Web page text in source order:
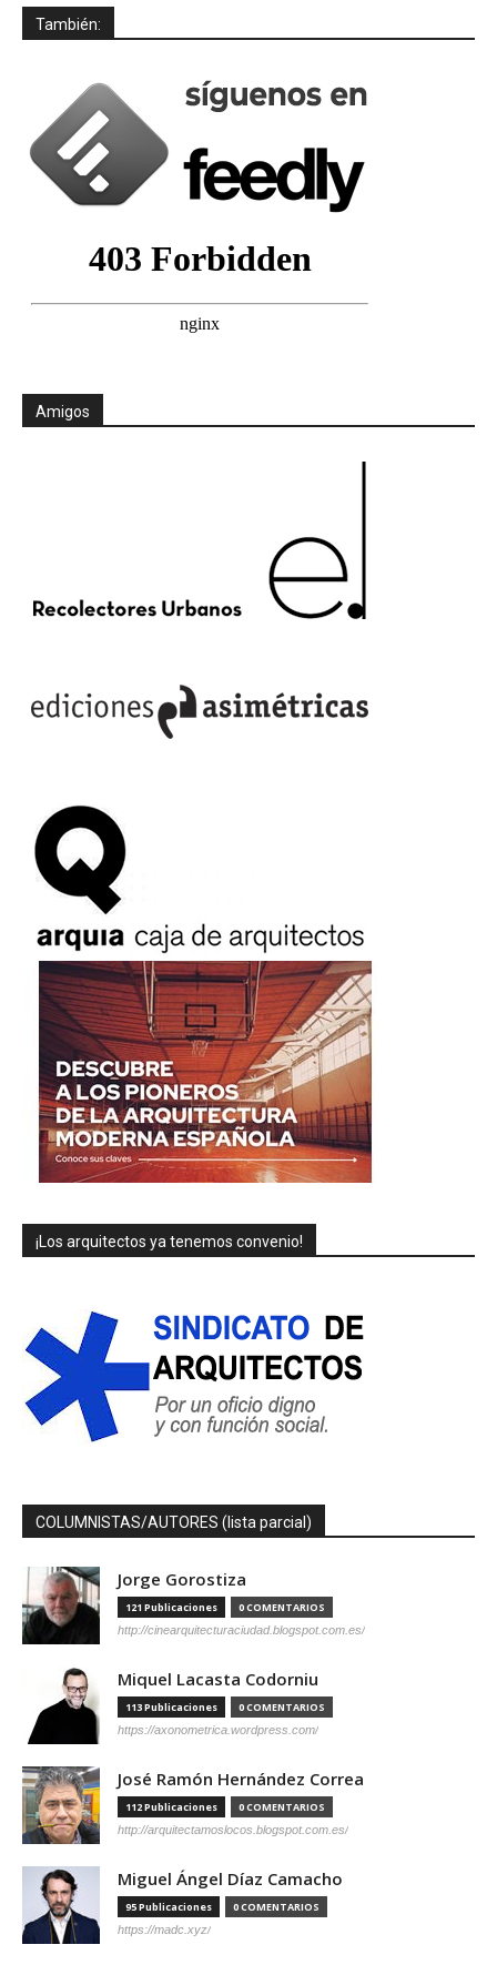
También:
Amigos
¡Los arquitectos ya tenemos convenio!
COLUMNISTAS/AUTORES (lista parcial)
Jorge Gorostiza
121 Publicaciones 0 COMENTARIOS
http://cinearquitecturaciudad.blogspot.com.es/
Miquel Lacasta Codorniu
113 Publicaciones 0 COMENTARIOS
https://axonometrica.wordpress.com/
José Ramón Hernández Correa
112 Publicaciones 0 COMENTARIOS
http://arquitectamoslocos.blogspot.com.es/
Miguel Ángel Díaz Camacho
95 Publicaciones 0 COMENTARIOS
https://madc.xyz/